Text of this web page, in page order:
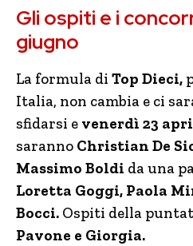
Gli ospiti e i
giugno
La formula di Top Dieci,
Italia, non cambia e ci
sfidarsi e venerdì 23
saranno Christian De
Massimo Boldi da una
Loretta Goggi, Paola
Bocci. Ospiti della
Pavone e Giorgia.